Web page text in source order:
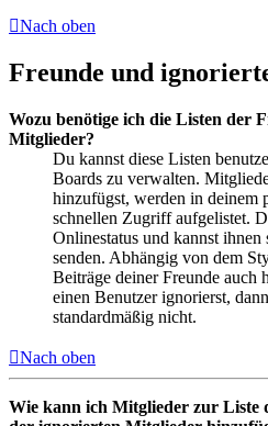
Nach oben
Freunde und
Wozu benötige ich die Listen der
Mitglieder?
Du kannst diese Listen
Boards zu verwalten.
hinzufügst, werden in deinem
schnellen Zugriff aufgelistet.
Onlinestatus und kannst
senden. Abhängig von dem
Beiträge deiner Freunde auch
einen Benutzer ignorierst,
standardmäßig nicht.
Nach oben
Wie kann ich Mitglieder zur Liste